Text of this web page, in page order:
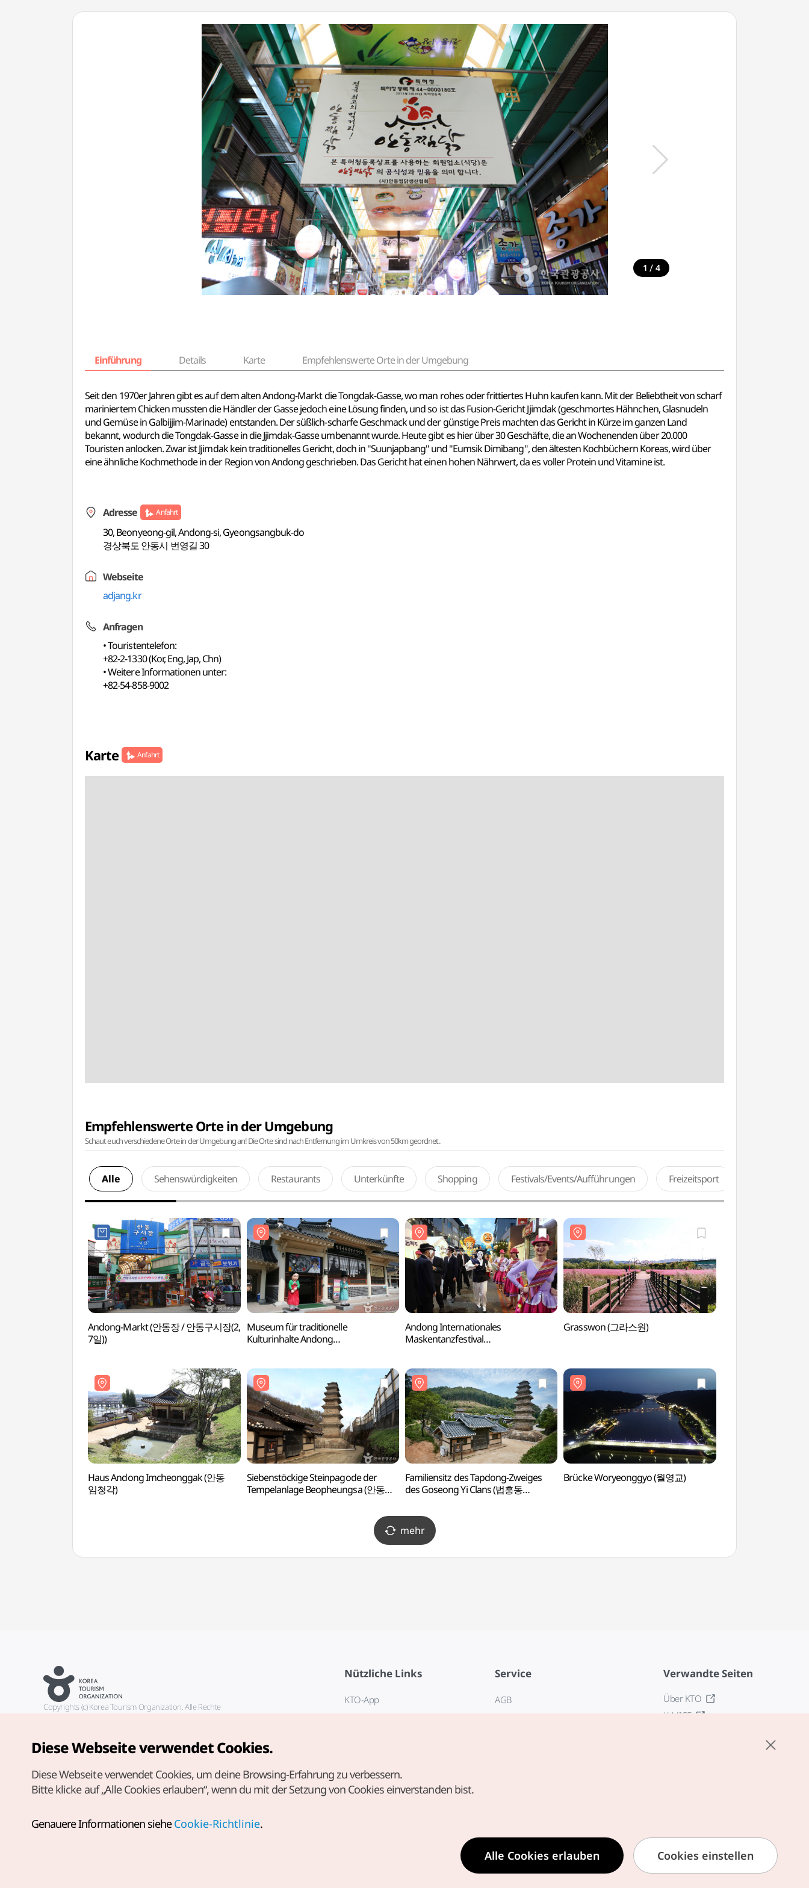
1 / 4
Einführung Details Karte Empfehlenswerte Orte in der Umgebung
Seit den 1970er Jahren gibt es auf dem alten Andong-Markt die Tongdak-Gasse, wo man rohes oder frittiertes Huhn kaufen kann. Mit der Beliebtheit von scharf
mariniertem Chicken mussten die Händler der Gasse jedoch eine Lösung finden, und so ist das Fusion-Gericht Jjimdak (geschmortes Hähnchen, Glasnudeln
und Gemüse in Galbijjim-Marinade) entstanden. Der süßlich-scharfe Geschmack und der günstige Preis machten das Gericht in Kürze im ganzen Land
bekannt, wodurch die Tongdak-Gasse in die Jjimdak-Gasse umbenannt wurde. Heute gibt es hier über 30 Geschäfte, die an Wochenenden über 20.000
Touristen anlocken. Zwar ist Jjimdak kein traditionelles Gericht, doch in "Suunjapbang" und "Eumsik Dimibang", den ältesten Kochbüchern Koreas, wird über
eine ähnliche Kochmethode in der Region von Andong geschrieben. Das Gericht hat einen hohen Nährwert, da es voller Protein und Vitamine ist.
Adresse Anfahrt
30, Beonyeong-gil, Andong-si, Gyeongsangbuk-do
경상북도 안동시 번영길 30
Webseite
adjang.kr
Anfragen
• Touristentelefon:
+82-2-1330 (Kor, Eng, Jap, Chn)
• Weitere Informationen unter:
+82-54-858-9002
Karte Anfahrt
Empfehlenswerte Orte in der Umgebung
Schaut euch verschiedene Orte in der Umgebung an! Die Orte sind nach Entfernung im Umkreis von 50km geordnet.
Alle Sehenswürdigkeiten Restaurants Unterkünfte Shopping Festivals/Events/Aufführungen Freizeitsport
Andong-Markt (안동장 / 안동구시장(2,
7일))
Museum für traditionelle
Kulturinhalte Andong
Andong Internationales
Maskentanzfestival
Grasswon (그라스원)
Haus Andong Imcheonggak (안동
임청각)
Siebenstöckige Steinpagode der
Tempelanlage Beopheungsa (안동
Familiensitz des Tapdong-Zweiges
des Goseong Yi Clans (법흥동
Brücke Woryeonggyo (월영교)
mehr
Nützliche Links
KTO-App
Service
AGB
Standortinformationen
Verwandte Seiten
Über KTO
K-MICE
Copyrights (c) Korea Tourism Organization. Alle Rechte
german@knto.or.kr
Diese Webseite verwendet Cookies.
Diese Webseite verwendet Cookies, um deine Browsing-Erfahrung zu verbessern.
Bitte klicke auf „Alle Cookies erlauben“, wenn du mit der Setzung von Cookies einverstanden bist.
Genauere Informationen sieheCookie-Richtlinie.
Alle Cookies erlauben Cookies einstellen